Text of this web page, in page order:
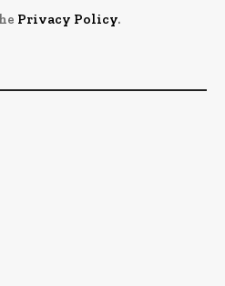
Privacy Policy.